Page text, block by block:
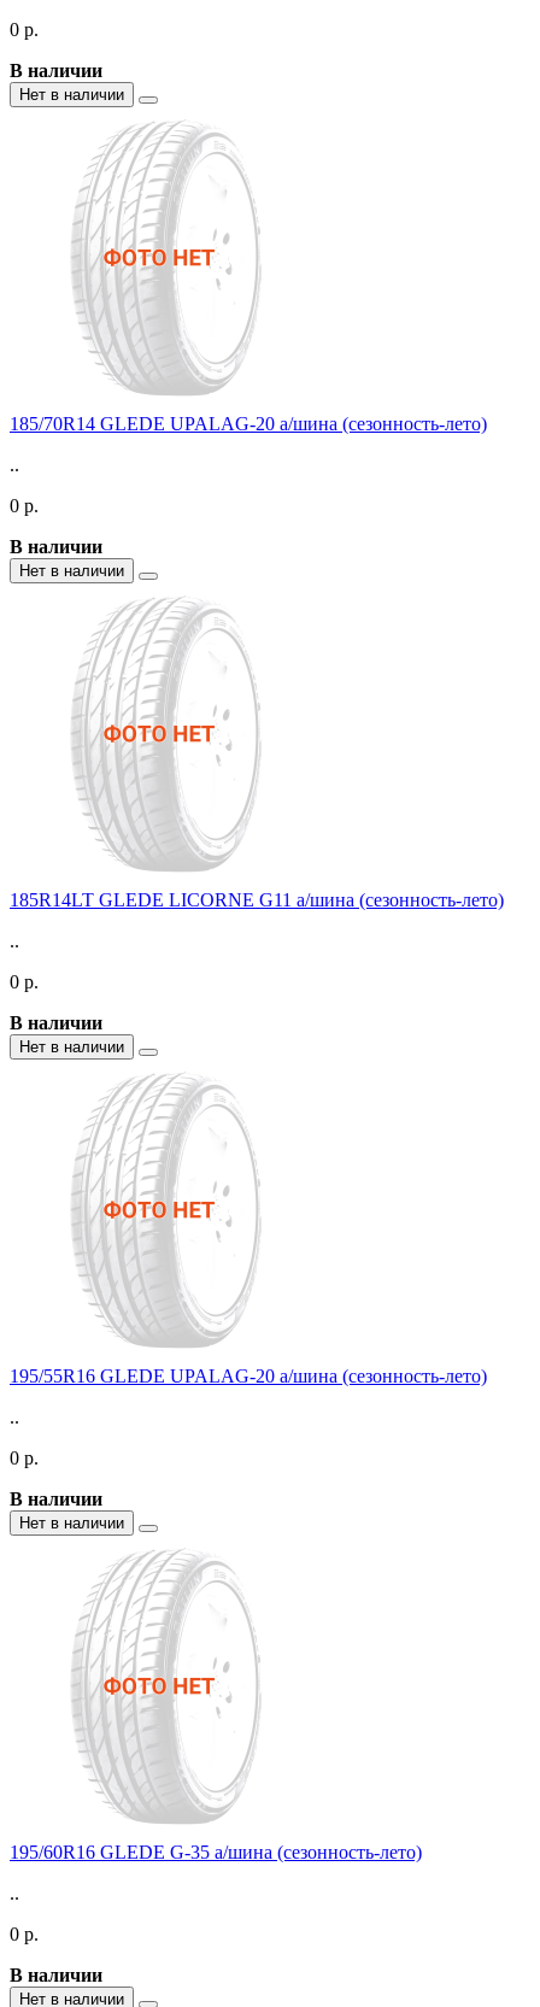
0 р.
В наличии
Нет в наличии
185/70R14 GLEDE UPALAG-20 а/шина (сезонность-лето)
..
0 р.
В наличии
Нет в наличии
185R14LT GLEDE LICORNE G11 а/шина (сезонность-лето)
..
0 р.
В наличии
Нет в наличии
195/55R16 GLEDE UPALAG-20 а/шина (сезонность-лето)
..
0 р.
В наличии
Нет в наличии
195/60R16 GLEDE G-35 а/шина (сезонность-лето)
..
0 р.
В наличии
Нет в наличии